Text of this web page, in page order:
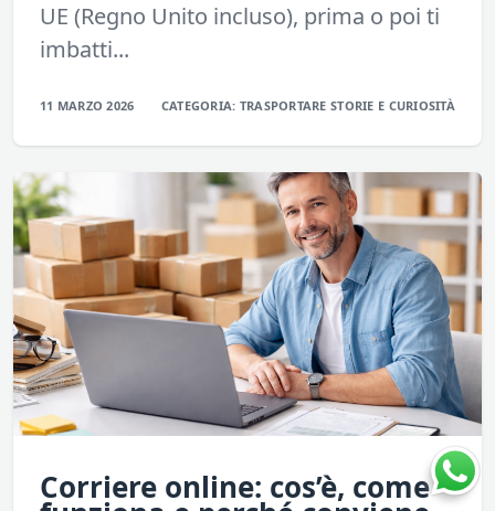
UE (Regno Unito incluso), prima o poi ti
imbatti...
11 MARZO 2026 CATEGORIA: TRASPORTARESTORIE E CURIOSITÀ
Corriere online: cos’è, come